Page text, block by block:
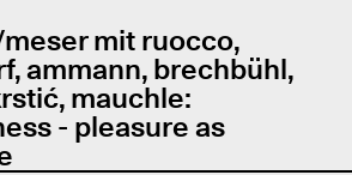
mit ruocco,
ammann, brechbühl,
mauchle:
- pleasure as